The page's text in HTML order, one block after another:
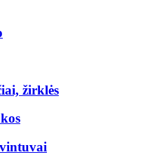
žirklės